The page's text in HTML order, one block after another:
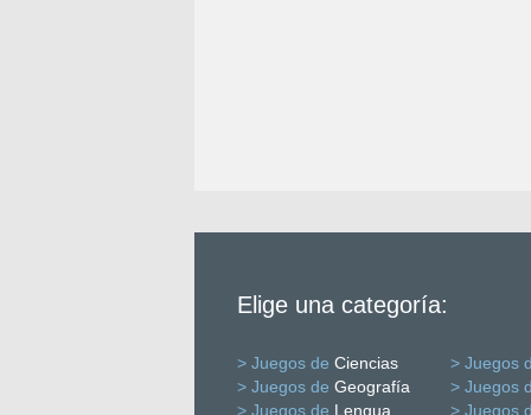
Elige una categoría:
> Juegos de Ciencias
> Juegos
> Juegos de Geografía
> Juegos
> Juegos de Lengua > Juegos